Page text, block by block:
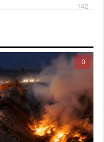
142
в
действовать новые
192
приехали на
152
казахстанских
0